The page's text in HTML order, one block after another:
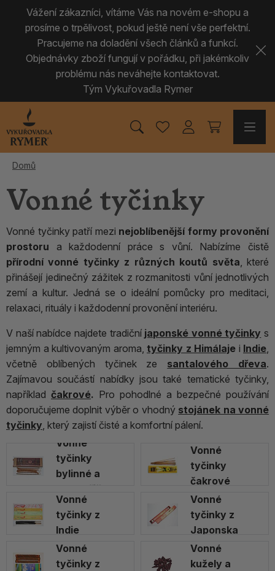
Vážení zákazníci, vítáme Vás na novém e-shopu a
prosíme o trpělivost, pokud ještě není vše perfektní.
Pracujeme na doladění všech článků a funkcí.
Objednávky zboží fungují v pořádku, při jakémkoliv
problému nás neváhejte kontaktovat.
Tým Vykuřovadla Rymer
Domů
Vonné tyčinky
Vonné tyčinky patří mezi nejoblíbenější formy provonění
prostoru a každodenní práce s vůní. Nabízíme čistě
přírodní vonné tyčinky z různých koutů světa, které
přinášejí jedinečný zážitek z rozmanitosti vůní jednotlivých
zemí a kultur. Jedná se o ideální pomůcky pro meditaci,
relaxaci, rituály i každodenní provonění interiéru.
V naší nabídce najdete tradiční japonské vonné tyčinky s
jemným a kultivovaným aroma, tyčinky z Himálaje i Indie,
včetně oblíbených tyčinek ze
santalového dřeva.
Zajímavou součástí nabídky jsou také tematické tyčinky,
například čakrové. Pro pohodlné a bezpečné používání
doporučujeme doplnit výběr o vhodný stojánek na vonné
tyčinky, který zajistí čisté a komfortní pálení.
Vonné
tyčinky
bylinné a
pryskyřičné
Vonné
tyčinky
čakrové
Vonné
tyčinky z
Indie
Vonné
tyčinky z
Japonska
Vonné
tyčinky z
Vonné
kužely a